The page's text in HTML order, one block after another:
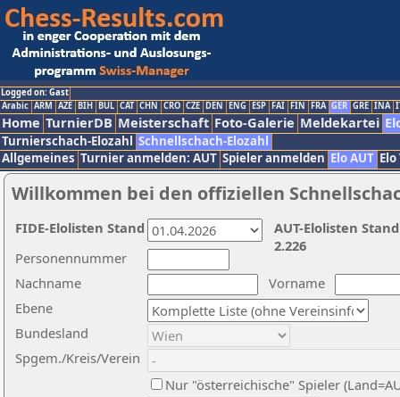
Logged on: Gast
Arabic ARM AZE BIH BUL CAT CHN CRO CZE DEN ENG ESP FAI FIN FRA GER GRE INA
Home TurnierDB Meisterschaft Foto-Galerie Meldekartei
Turnierschach-Elozahl Schnellschach-Elozahl
Allgemeines Turnier anmelden: AUT Spieler anmelden Elo AUT
Willkommen bei den offiziellen
Nachname
Vorname
Ebene
Personennummer
Bundesland
Spgem./Kreis/Verein
Nur "österreichische" Spieler
AUT-Elolisten
2.226
FIDE-Elolisten Stand